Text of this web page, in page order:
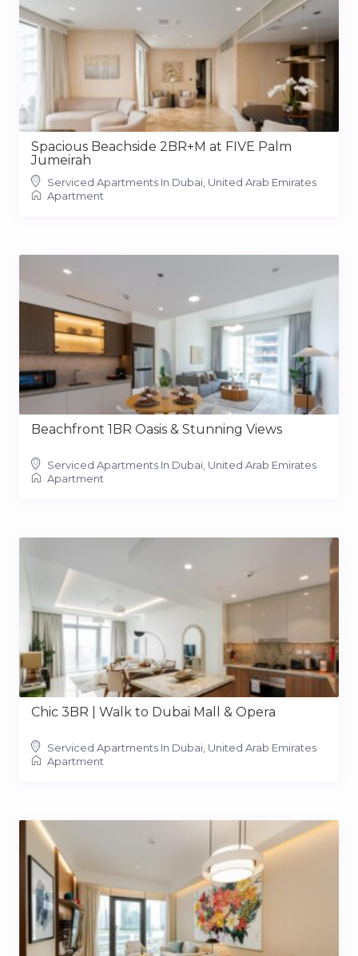
Spacious Beachside 2BR+M at FIVE Palm
Jumeirah
Serviced Apartments In Dubai, United Arab Emirates
Apartment
Beachfront 1BR Oasis & Stunning Views
Serviced Apartments In Dubai, United Arab Emirates
Apartment
Chic 3BR | Walk to Dubai Mall & Opera
Serviced Apartments In Dubai, United Arab Emirates
Apartment